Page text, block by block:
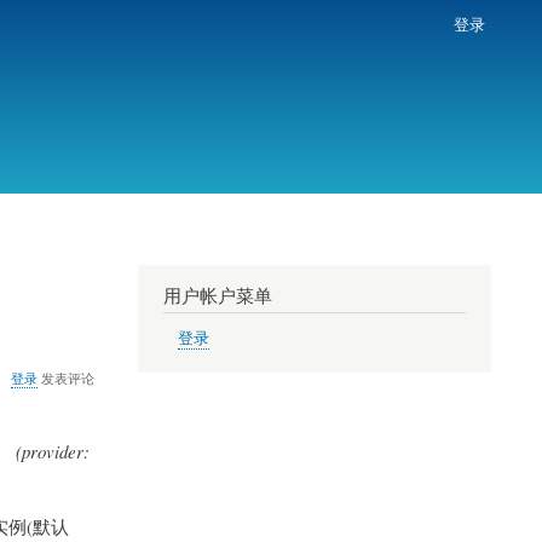
登录
登录发表评论
(provider:
例(默认
用户帐户菜单
登录